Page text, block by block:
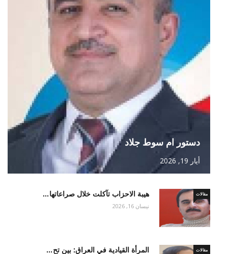
دستور ام سوط جلاد
أيار 19, 2026
هيبة الاحزاب تآكلت خلال صراعاتها… مقالات
نيسان 16, 2026
المرأة القيادية في العراق: بين تح… مقالات